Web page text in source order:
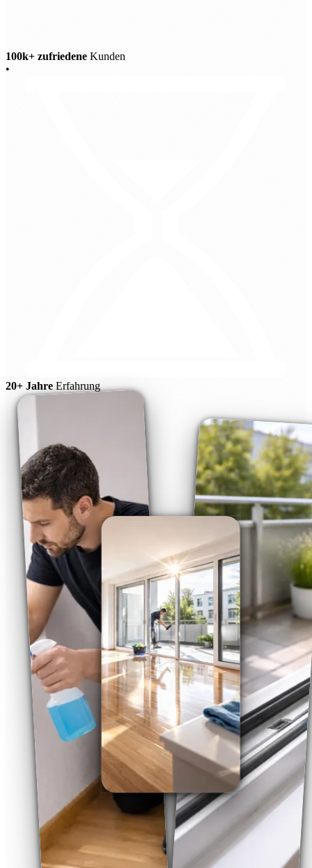
100k+ zufriedene Kunden
•
20+ Jahre Erfahrung